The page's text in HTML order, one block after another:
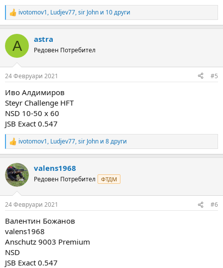
R
e
c
i
s
ivotomov1, Ludjev77,sir John и 10 други
A astra
Редовен Потребител
24 Февруари 2021 #5
Иво Алдимиров
Steyr Challenge HFT
NSD 10-50 x 60
JSB Exact 0.547
R
e
c
t
i
s
ivotomov1, Ludjev77,sir John и 8 други
valens1968
Редовен Потребител ФТДМ
24 Февруари 2021 #6
Валентин Божанов
valens1968
Anschutz 9003 Premium
NSD
JSB Exact 0.547